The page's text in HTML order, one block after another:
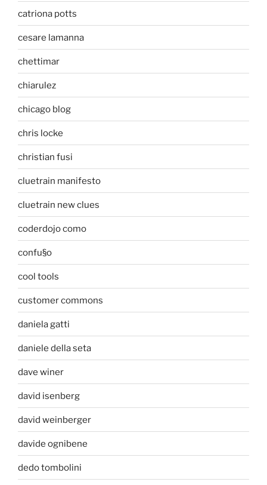
catriona potts
cesare lamanna
chettimar
chiarulez
chicago blog
chris locke
christian fusi
cluetrain manifesto
cluetrain new clues
coderdojo como
confu§o
cool tools
customer commons
daniela gatti
daniele della seta
dave winer
david isenberg
david weinberger
davide ognibene
dedo tombolini